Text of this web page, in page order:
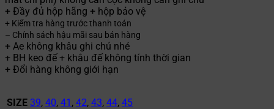
+ Đầy đủ hộp hãng + hộp bảo vệ
+ Kiểm tra hàng trước thanh toán
– Chính sách hậu mãi sau bán hàng
+ Ae không khâu ghi chú nhé
+ BH keo đế + khâu đế không tính thời gian
+ Đổi hàng không giới hạn
SIZE 39, 40, 41 , 42, 43, 44, 45